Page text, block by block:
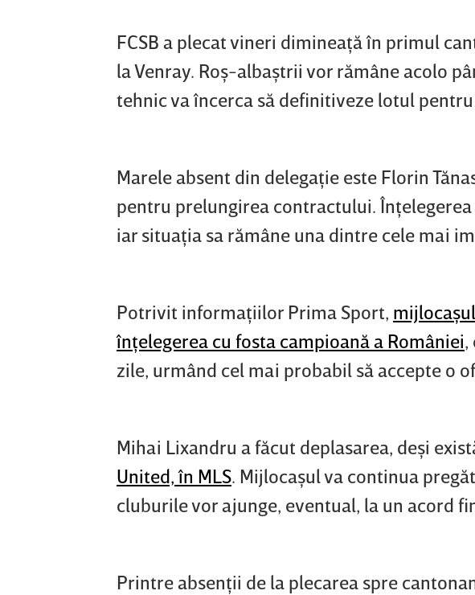
FCSB a plecat vineri dimineaţă în primul
la Venray. Roş-albaştrii vor rămâne acolo
tehnic va încerca să definitiveze lotul
Marele absent din delegaţie este Florin
pentru prelungirea contractului.
iar situaţia sa rămâne una dintre cele mai
Potrivit informaţiilor Prima Sport,
înţelegerea cu fosta campioană a României,
zile, urmând cel mai probabil să accepte o
Mihai Lixandru a făcut deplasarea, deşi
United, în MLS. Mijlocaşul va continua
cluburile vor ajunge, eventual, la un acord
Printre absenţii de la plecarea spre